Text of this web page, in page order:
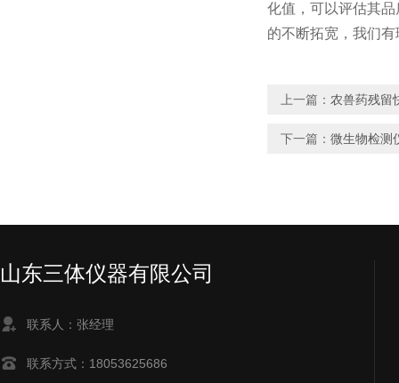
化值，可以评估其
的不断拓宽，我们
上一篇： 农兽药残留
下一篇： 微生物检测
山东三体仪器有限公司
联系人：张经理
联系方式：18053625686